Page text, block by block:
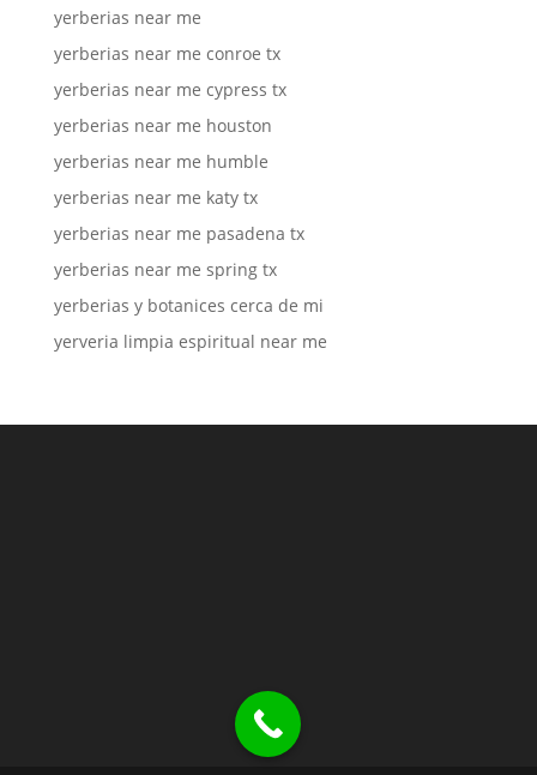
yerberias near me
yerberias near me conroe tx
yerberias near me cypress tx
yerberias near me houston
yerberias near me humble
yerberias near me katy tx
yerberias near me pasadena tx
yerberias near me spring tx
yerberias y botanices cerca de mi
yerveria limpia espiritual near me